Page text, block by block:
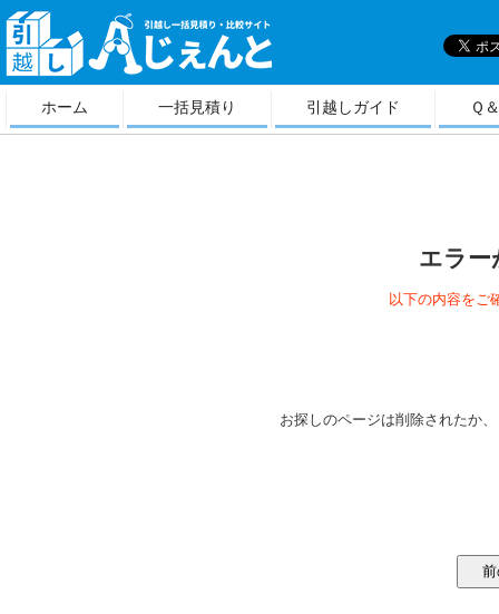
越しＡじぇんと
ホーム 一括見積り 引越しガイド Ｑ
エラー
以下の内容をご
お探しのページは削除されたか